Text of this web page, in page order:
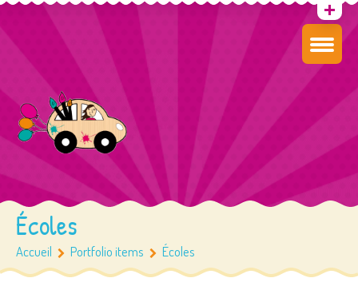
Écoles
Accueil Portfolio items Écoles